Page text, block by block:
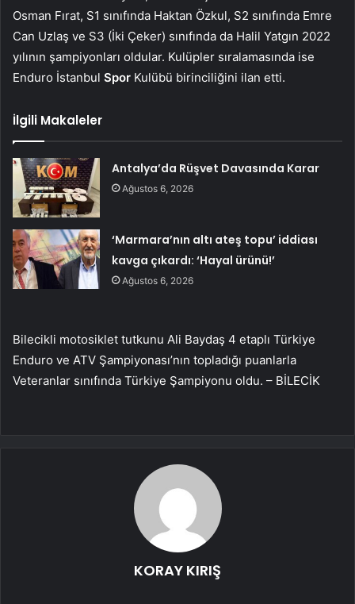
Osman Fırat, S1 sınıfında Haktan Özkul, S2 sınıfında Emre
Can Uzlaş ve S3 (İki Çeker) sınıfında da Halil Yatgın 2022
yılının şampiyonları oldular. Kulüpler sıralamasında ise
Enduro İstanbul Spor Kulübü birinciliğini ilan etti.
İlgili Makaleler
Antalya’da Rüşvet Davasında Karar
Ağustos 6, 2026
‘Marmara’nın altı ateş topu’ iddiası
kavga çıkardı: ‘Hayal ürünü!’
Ağustos 6, 2026
Bilecikli motosiklet tutkunu Ali Baydaş 4 etaplı Türkiye
Enduro ve ATV Şampiyonası’nın topladığı puanlarla
Veteranlar sınıfında Türkiye Şampiyonu oldu. – BİLECİK
KORAY KIRIŞ